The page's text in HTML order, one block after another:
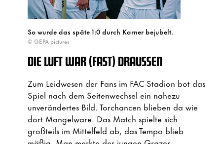
So wurde das späte 1:0 durch Karner bejubelt.
© GEPA pictures
DIE LUFT WAR (FAST) DRAUSSEN
Zum Leidwesen der Fans im FAC-Stadion bot das
Spiel nach dem Seitenwechsel ein nahezu
unverändertes Bild. Torchancen blieben da wie
dort Mangelware. Das Match spielte sich
großteils im Mittelfeld ab, das Tempo blieb